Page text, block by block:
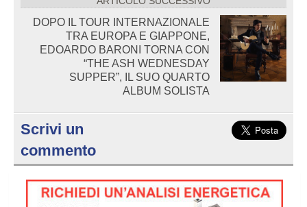
DOPO IL TOUR INTERNAZIONALE
TRA EUROPA E GIAPPONE,
EDOARDO BARONI TORNA CON
“THE ASH WEDNESDAY
SUPPER”, IL SUO QUARTO
ALBUM SOLISTA
Scrivi un
commento